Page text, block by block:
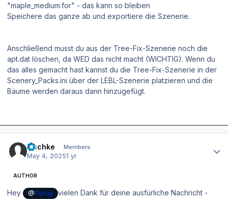
"maple_medium.for" - das kann so bleiben
Speichere das ganze ab und exportiere die Szenerie.
Anschließend musst du aus der Tree-Fix-Szenerie noch die
apt.dat löschen, da WED das nicht macht (WICHTIG). Wenn du
das alles gemacht hast kannst du die Tree-Fix-Szenerie in der
Scenery_Packs.ini über der LEBL-Szenerie platzieren und die
Bäume werden daraus dann hinzugefügt.
zischke Members
May 4, 20251 yr
AUTHOR
Hey @FlyAgi
vielen Dank für deine ausfürliche Nachricht -